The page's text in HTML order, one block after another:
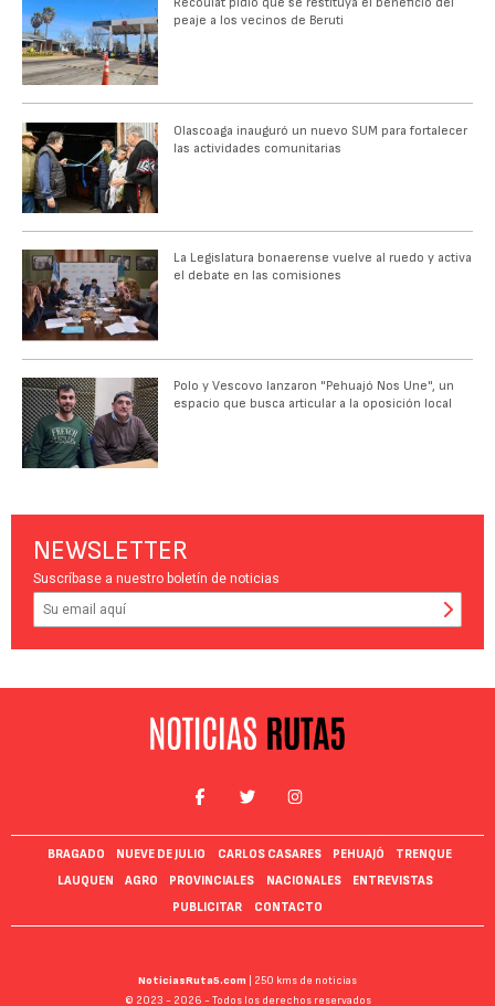
peaje a los vecinos de Beruti
Olascoaga inauguró un nuevo SUM para fortalecer
las actividades comunitarias
La Legislatura bonaerense vuelve al ruedo y activa
el debate en las comisiones
Polo y Vescovo lanzaron "Pehuajó Nos Une", un
espacio que busca articular a la oposición local
NEWSLETTER
Suscríbase a nuestro boletín de noticias
BRAGADO NUEVE DE JULIO CARLOS CASARES PEHUAJÓ
TRENQUE
LAUQUEN
AGRO PROVINCIALES NACIONALES
ENTREVISTAS
PUBLICITAR
CONTACTO
NoticiasRuta5.com
| 250 kms de noticias
© 2023 - 2026 - Todos los derechos reservados